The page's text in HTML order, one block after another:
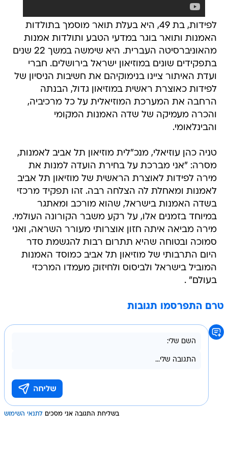
לפידות, בת 49, היא בעלת תואר מוסמך בתולדות
האמנות ותואר בוגר במדעי הטבע ותולדות אמנות
מהאוניברסיטה העברית. היא שימשה במשך 22 שנים
בתפקידים שונים במוזיאון ישראל בירושלים. חברי
ועדת האיתור ציינו בנימוקיהם את חשיבות הניסיון של
לפידות כאוצרת ראשית במוזיאון גדול, הבנתה
הרחבה את המערכת המוזיאלית על כל מרכיביה,
והכרה מעמיקה של שדה האמנות המקומי
והבינלאומי.
טניה כהן עוזיאלי, מנכ"לית מוזיאון תל אביב לאמנות,
מסרה: "אני מברכת על בחירת הועדה למנות את
מירה לפידות לאוצרת הראשית של מוזיאון תל אביב
לאמנות ומאחלת לה הצלחה רבה. זהו תפקיד מרכזי
בשדה האמנות בישראל, שהוא מורכב ומאתגר
במיוחד בזמנים אלו, על רקע משבר הקורונה העולמי.
מירה מביאה איתה חזון אוצרותי מעורר השראה, ואני
סמוכה ובטוחה שהיא תתרום רבות להגשמת סדר
היום התרבותי של מוזיאון תל אביב כמוסד האמנות
המוביל בישראל ולביסוס ולחיזוק מעמדו המרכזי
בעולם" .
טרם התפרסמו תגובות
בשליחת התגובה אני מסכים לתנאי השימוש